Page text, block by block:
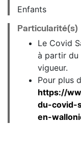
Enfants
Particularité(s)
Le Covid
à partir du
vigueur.
Pour plus
https://
du-covid-
en-